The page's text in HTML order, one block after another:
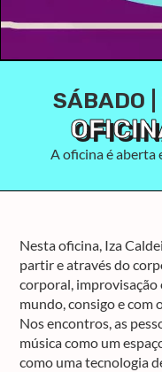
SÁBADO
A oficina é aberta
Nesta oficina, Iza
partir e através do
corporal, improvisação
mundo, consigo e com
Nos encontros, as
música como um
como uma tecnologia